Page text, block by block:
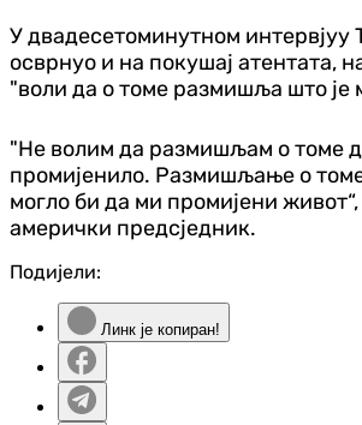
У двадесетоминутном интервјуу
осврнуо и на покушај атентата,
"воли да о томе размишља што је
"Не волим да размишљам о томе
промијенило. Размишљање о
могло би да ми промијени
амерички предсједник.
Подијели:
Линк је копиран!